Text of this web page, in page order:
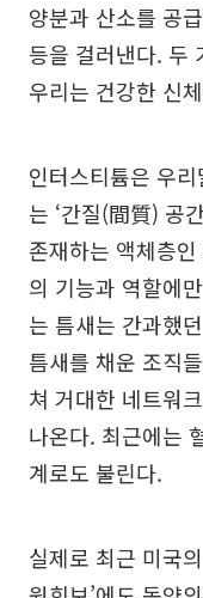
양분과 산소를 공
등을 걸러낸다. 두
우리는 건강한 신
인터스티튬은 우
는 ‘간질(間質) 공
존재하는 액체층
의 기능과 역할에
는 틈새는 간과했
틈새를 채운 조직
쳐 거대한 네트워
나온다. 최근에는
계로도 불린다.
실제로 최근 미국